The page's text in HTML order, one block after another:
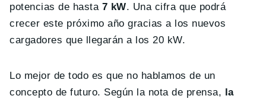
potencias de hasta 7 kW. Una cifra que podrá
crecer este próximo año gracias a los nuevos
cargadores que llegarán a los 20 kW.
Lo mejor de todo es que no hablamos de un
concepto de futuro. Según la nota de prensa, la